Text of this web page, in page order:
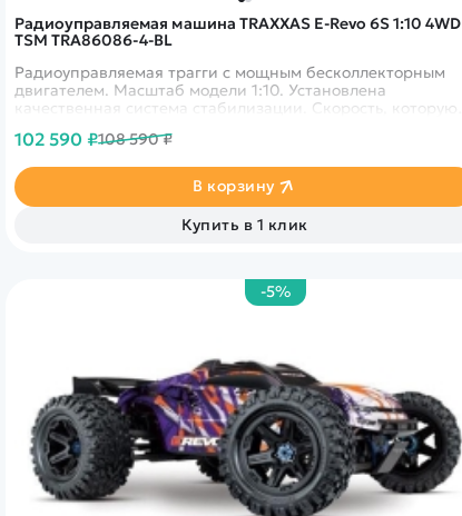
Радиоуправляемая машина TRAXXAS E-Revo 6S 1:10 4WD
TSM TRA86086-4-BL
Радиоуправляемая трагги с мощным бесколлекторным
двигателем. Масштаб модели 1:10. Установлена
качественная система стабилизации. Скорость, которую
трансмиссия. Идеально подходит для бездорожья. Цвет -
102 590 ₽108 590 ₽
В корзину
Купить в 1 клик
-5%